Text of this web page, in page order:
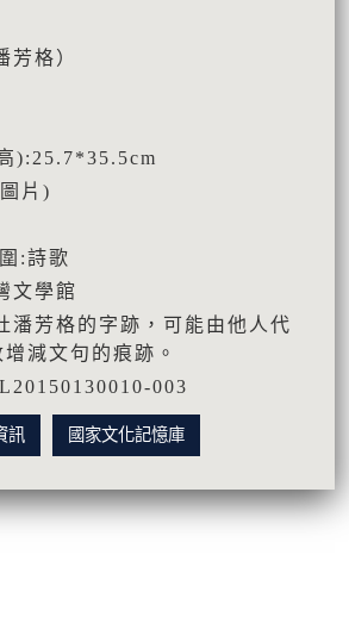
芳格）
):25.7*35.5cm
片)
:詩歌
文學館
潘芳格的字跡，可能由他人代
減文句的痕跡。
003
訊 國家文化記憶庫